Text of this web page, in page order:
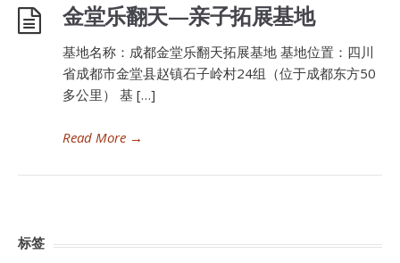
金堂乐翻天—亲子拓展基地
基地名称：成都金堂乐翻天拓展基地 基地位置：四川
省成都市金堂县赵镇石子岭村24组（位于成都东方50
多公里） 基 […]
Read More →
标签